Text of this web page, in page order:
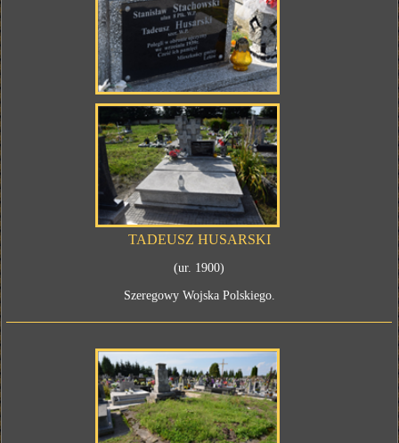
TADEUSZ HUSARSKI
(ur. 1900)
Szeregowy Wojska Polskiego.